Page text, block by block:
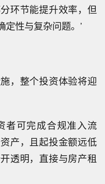
环节能提升效率，但
性与复杂问题。’
，整个投资体验将迎
者可完成合规准入流
产，且起投金额远低
透明，直接与房产租